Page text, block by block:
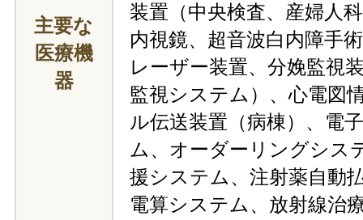
主要な
医療機
器
装置（中央検査、産婦人
内視鏡、超音波白内障手
レーザー装置、分娩監視
監視システム）、心電図
ル伝送装置（病棟）、電
ム、オーダーリングシス
援システム、注射薬自動
電算システム、放射線治